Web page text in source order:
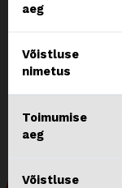
aeg
Võistluse
nimetus
Toimumise
aeg
Võistluse